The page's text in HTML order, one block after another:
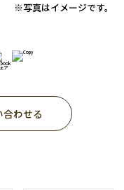
※写真はイメージです。
合わせる